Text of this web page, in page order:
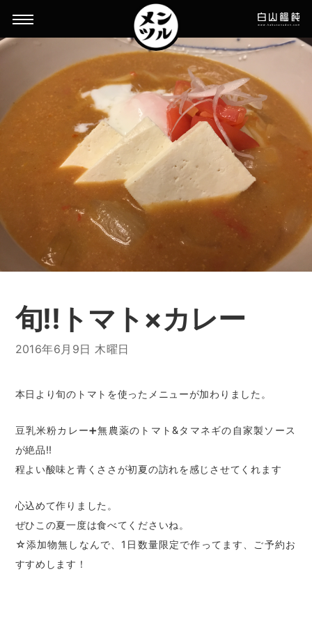
旬‼︎トマト×カレー
2016年6月9日 木曜日
本日より旬のトマトを使ったメニューが加わりました。
豆乳米粉カレー➕無農薬のトマト&タマネギの自家製ソース
が絶品‼︎
程よい酸味と青くささが初夏の訪れを感じさせてくれます
心込めて作りました。
ぜひこの夏一度は食べてくださいね。
☆添加物無しなんで、1日数量限定で作ってます、ご予約お
すすめします！